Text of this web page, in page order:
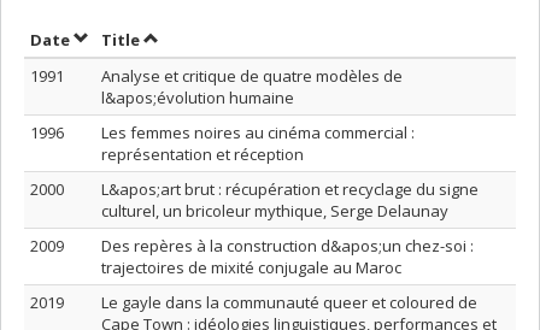
DateSort by date in descending order
TitleSort by title in descending order
1991
Analyse et critique de quatre modèles de
l&apos;évolution humaine
1996
Les femmes noires au cinéma commercial :
représentation et réception
2000
L&apos;art brut : récupération et recyclage du signe
culturel, un bricoleur mythique, Serge Delaunay
2009
Des repères à la construction d&apos;un chez-soi :
trajectoires de mixité conjugale au Maroc
2019
Le gayle dans la communauté queer et coloured de
Cape Town : idéologies linguistiques, performances et